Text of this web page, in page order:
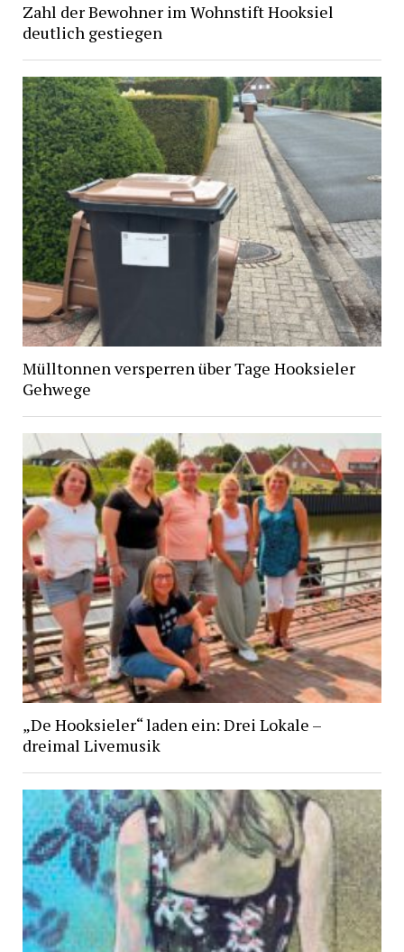
Zahl der Bewohner im Wohnstift Hooksiel
deutlich gestiegen
Mülltonnen versperren über Tage Hooksieler
Gehwege
„De Hooksieler“ laden ein: Drei Lokale –
dreimal Livemusik